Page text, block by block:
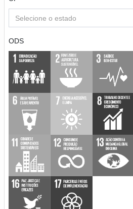
Selecione o estado
ODS